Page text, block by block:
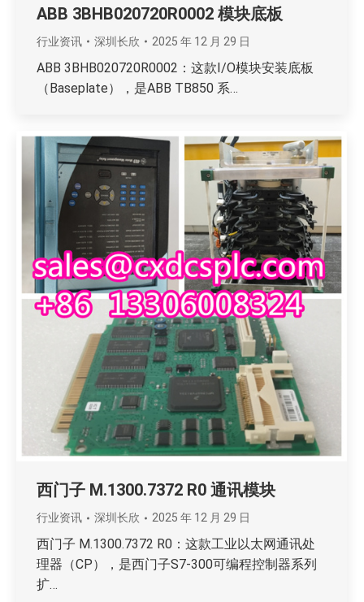
ABB 3BHB020720R0002 模块底板
行业资讯 深圳长欣 2025 年 12 月 29 日
ABB 3BHB020720R0002：这款I/O模块安装底板
（Baseplate），是ABB TB850 系…
西门子 M.1300.7372 R0 通讯模块
行业资讯 深圳长欣 2025 年 12 月 29 日
西门子 M.1300.7372 R0：这款工业以太网通讯处
理器（CP），是西门子S7-300可编程控制器系列
扩…